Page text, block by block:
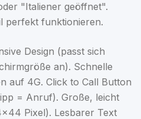
"Italiener geöffnet".
perfekt funktionieren.
Design (passt sich
an). Schnelle
auf 4G. Click to Call Button
= Anruf). Große, leicht
Pixel). Lesbarer Text